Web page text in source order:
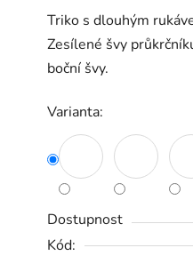
produktu
je
0,0
5
hvězdiček.
Triko s dlouhým
Zesílené švy
boční švy.
Varianta:
Dostupnost
Kód: